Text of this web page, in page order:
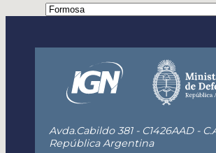
Avda.Cabildo 381 - C1426AAD -
República Argentina